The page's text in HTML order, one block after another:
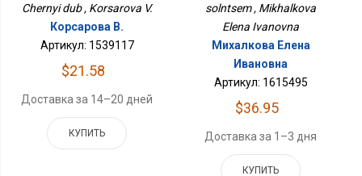
Chernyi dub , Korsarova V.
Корсарова В.
Артикул: 1539117
$21.58
Доставка за 14–20 дней
КУПИТЬ
solntsem , Mikhalkova
Elena Ivanovna
Михалкова Елена
Ивановна
Артикул: 1615495
$36.95
Доставка за 1–3 дня
КУПИТЬ